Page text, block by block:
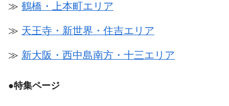
≫ 鶴橋・上本町エリア
≫ 天王寺・新世界・住吉エリア
≫ 新大阪・西中島南方・十三エリア
●特集ページ